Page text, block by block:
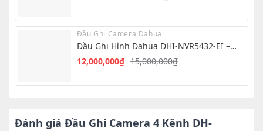
là:
1,999,000₫.
tại
là:
Đầu Ghi Camera Dahua
Đầu Ghi Hình Dahua DHI-NVR5432-EI –
NVR 32 Kênh AI15,000,000₫
Giá
12,000,000₫
Giá
12,000,000₫.
Đánh giá Đầu Ghi Camera 4 Kênh DH-